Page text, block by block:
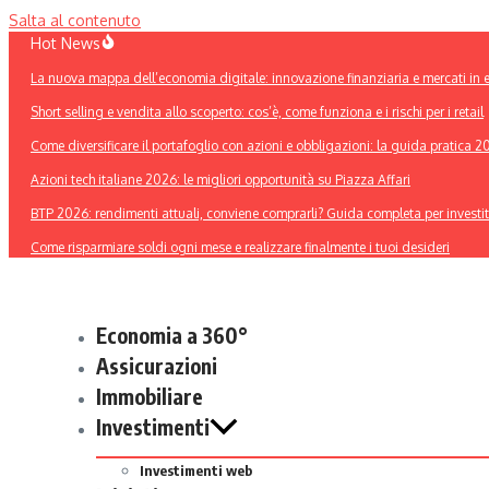
Salta al contenuto
Hot News
La nuova mappa dell’economia digitale: innovazione finanziaria e mercati in
Short selling e vendita allo scoperto: cos’è, come funziona e i rischi per i retail
Come diversificare il portafoglio con azioni e obbligazioni: la guida pratica
Azioni tech italiane 2026: le migliori opportunità su Piazza Affari
BTP 2026: rendimenti attuali, conviene comprarli? Guida completa per
Come risparmiare soldi ogni mese e realizzare finalmente i tuoi desideri
Economia a 360°
Assicurazioni
Immobiliare
Investimenti
Investimenti web